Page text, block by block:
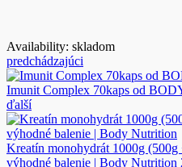
Availability: skladom
predchádzajúci
Imunit Complex 70kaps od
ďalší
Kreatín monohydrát 1000g
výhodné balenie | Body Nutrition